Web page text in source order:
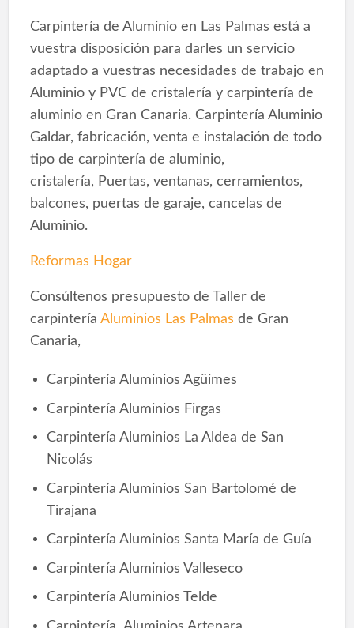
Carpintería de Aluminio en Las Palmas está a
vuestra disposición para darles un servicio
adaptado a vuestras necesidades de trabajo en
Aluminio y PVC de cristalería y carpintería de
aluminio en Gran Canaria. Carpintería Aluminio
Galdar, fabricación, venta e instalación de todo
tipo de carpintería de aluminio,
cristalería, Puertas, ventanas, cerramientos,
balcones, puertas de garaje, cancelas de
Aluminio.
Reformas Hogar
Consúltenos presupuesto de Taller de
carpintería Aluminios Las Palmas de Gran
Canaria,
Carpintería Aluminios Agüimes
Carpintería Aluminios Firgas
Carpintería Aluminios La Aldea de San
Nicolás
Carpintería Aluminios San Bartolomé de
Tirajana
Carpintería Aluminios Santa María de Guía
Carpintería Aluminios Valleseco
Carpintería Aluminios Telde